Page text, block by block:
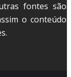
fontes são
o conteúdo